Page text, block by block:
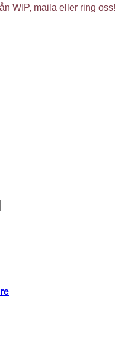
WIP, maila eller ring oss!